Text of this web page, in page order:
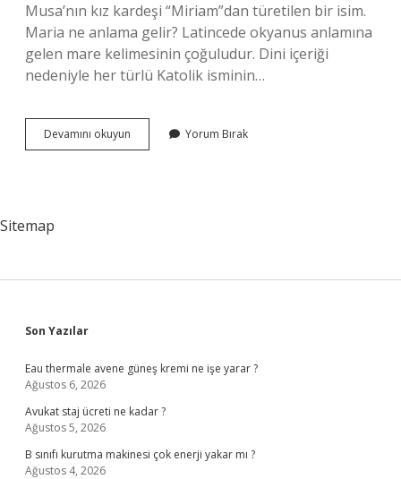
Musa’nın kız kardeşi “Miriam”dan türetilen bir isim.
Maria ne anlama gelir? Latincede okyanus anlamına
gelen mare kelimesinin çoğuludur. Dini içeriği
nedeniyle her türlü Katolik isminin…
Devamını okuyun
Erkek
Yorum Bırak
Sitemap
Sidebar
Son Yazılar
Eau thermale avene güneş kremi ne işe yarar ?
Ağustos 6, 2026
Avukat staj ücreti ne kadar ?
Ağustos 5, 2026
B sınıfı kurutma makinesi çok enerji yakar mı ?
Ağustos 4, 2026